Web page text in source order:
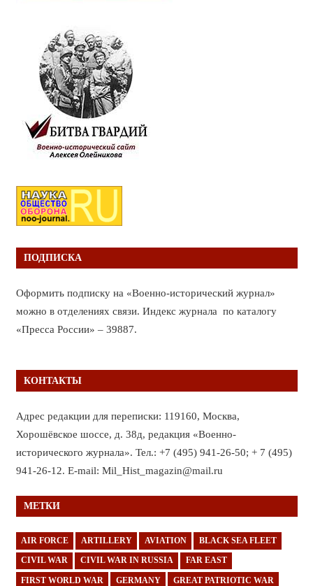
ПОДПИСКА
Оформить подписку на «Военно-исторический журнал»
можно в отделениях связи. Индекс журнала по каталогу
«Пресса России» – 39887.
КОНТАКТЫ
Адрес редакции для переписки: 119160, Москва,
Хорошёвское шоссе, д. 38д, редакция «Военно-
исторического журнала». Тел.: +7 (495) 941-26-50; + 7 (495)
941-26-12. E-mail: Mil_Hist_magazin@mail.ru
МЕТКИ
AIR FORCE ARTILLERY AVIATION BLACK SEA FLEET
CIVIL WAR CIVIL WAR IN RUSSIA FAR EAST
FIRST WORLD WAR GERMANY GREAT PATRIOTIC WAR